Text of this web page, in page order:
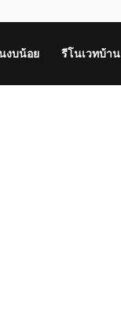
งบน้อย รีโนเวทบ้าน